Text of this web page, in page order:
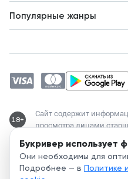
Букривер использует
Они необходимы для
Подробнее — в Политике
Популярные жанры
Магические академии
Современный любовный
Любовное фэнтези
18+
Сайт содержит
просмотра лицами
Служба поддержки:
support@bookriver.ru